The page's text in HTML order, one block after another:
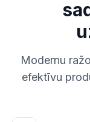
Modernu
efektīvu